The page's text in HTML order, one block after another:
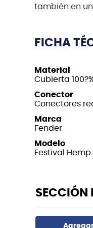
también en
FICHA
Material
Cubierta
Conector
Conectores
Marca
Fender
Modelo
Festival